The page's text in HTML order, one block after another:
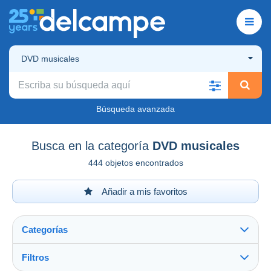
DVD musicales
Búsqueda avanzada
Busca en la categoría DVD musicales
444 objetos encontrados
Añadir a mis favoritos
Categorías
Filtros